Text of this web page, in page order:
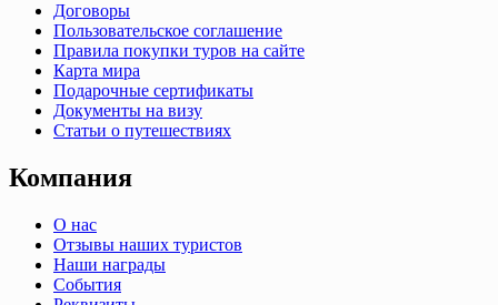
Договоры
Пользовательское соглашение
Правила покупки туров на сайте
Карта мира
Подарочные сертификаты
Документы на визу
Статьи о путешествиях
Компания
О нас
Отзывы наших туристов
Наши награды
События